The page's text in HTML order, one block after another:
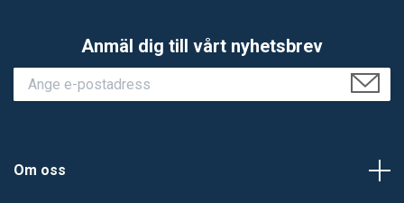
Anmäl dig till vårt nyhetsbrev
Om oss